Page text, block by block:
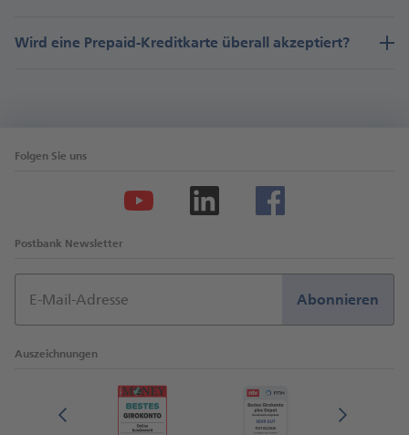
Wird eine Prepaid-Kreditkarte überall akzeptiert?
Folgen Sie uns
Postbank Newsletter
E-Mail-Adresse Abonnieren
Auszeichnungen